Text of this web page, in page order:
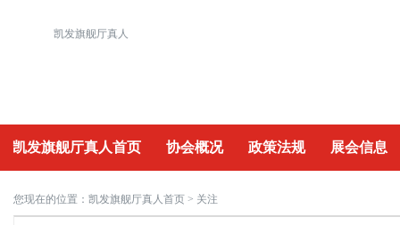
凯发旗舰厅真人
凯发旗舰厅真人首页 协会概况 政策法规 展会信息
重要活动
您现在的位置： 凯发旗舰厅真人首页 > 关注